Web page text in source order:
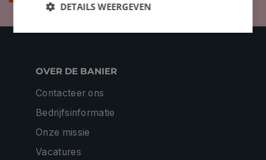
OVER DE BANIER
Contacteer ons
Bedrijfsinformatie
Onze missie
Vacatures
DETAILS WEERGEVEN